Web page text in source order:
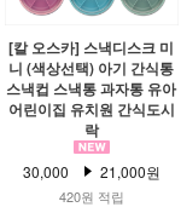
[칼 오스카] 스낵디스크 미
니 (색상선택) 아기 간식통
스낵컵 스낵통 과자통 유아
어린이집 유치원 간식도시
락
30,000 21,000원
420원 적립